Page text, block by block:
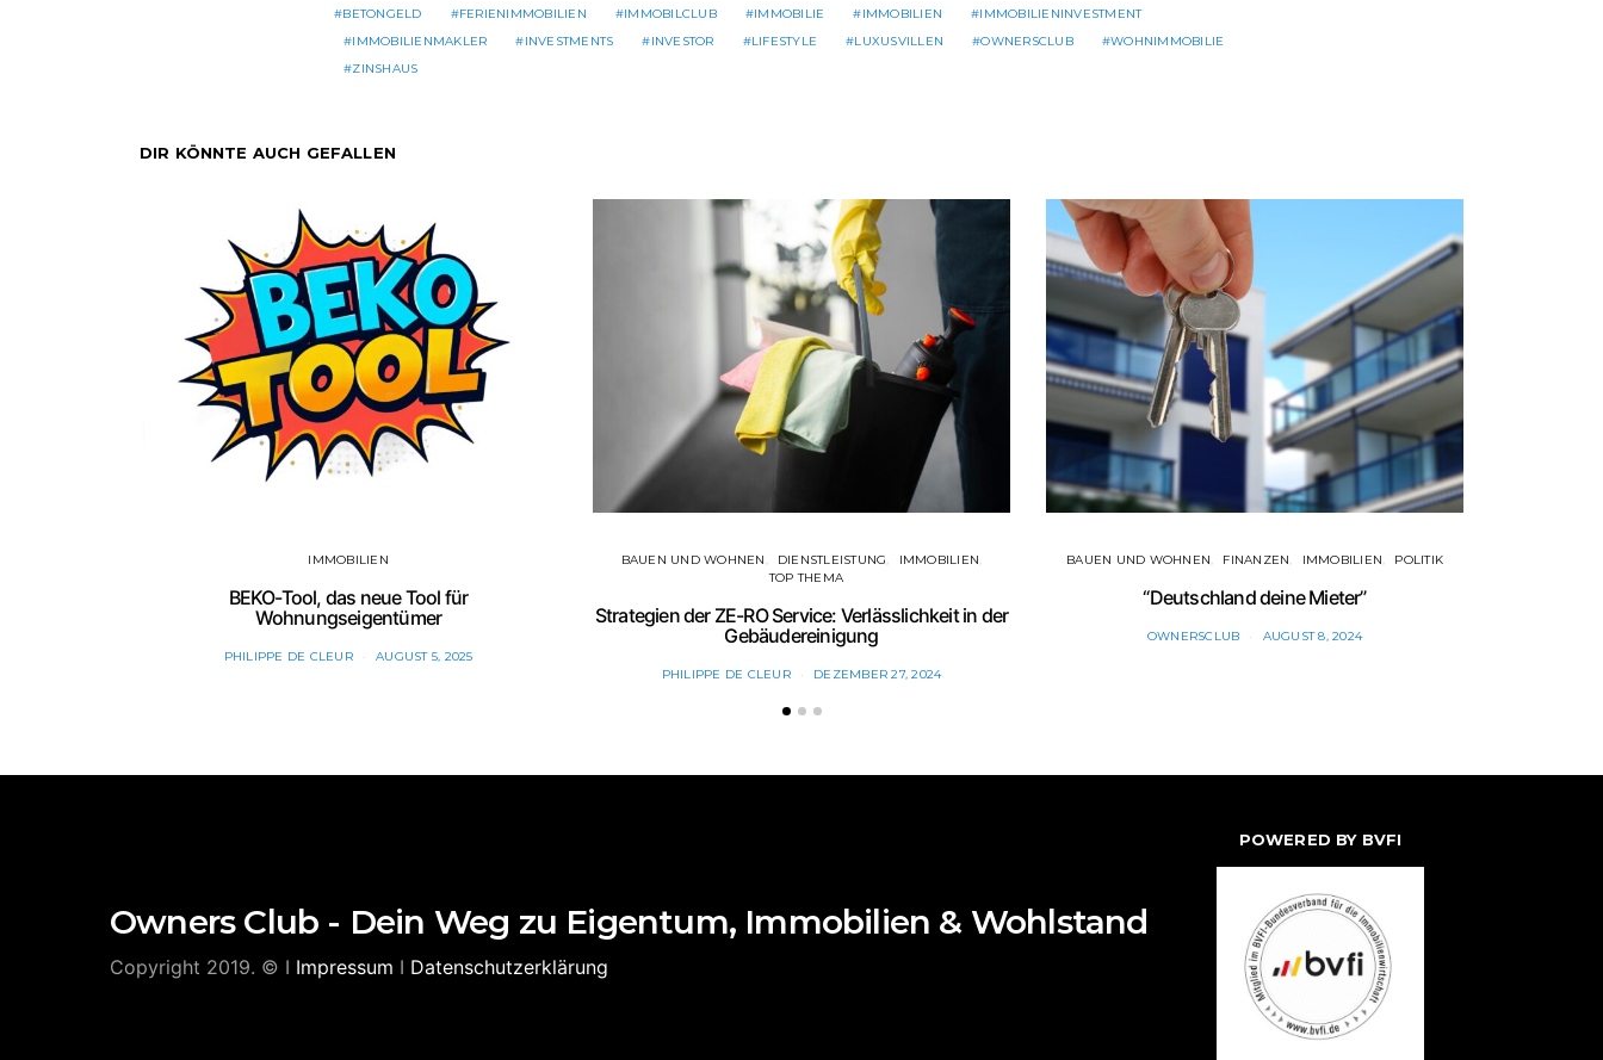
BETONGELD FERIENIMMOBILIEN IMMOBILCLUB IMMOBILIE IMMOBILIEN
IMMOBILIENINVESTMENT
IMMOBILIENMAKLER
INVESTMENTS INVESTOR LIFESTYLE LUXUSVILLEN OWNERSCLUB
WOHNIMMOBILIE
ZINSHAUS
DIR KÖNNTE AUCH GEFALLEN
IMMOBILIEN
BEKO-Tool, das neue Tool für
Wohnungseigentümer
PHILIPPE DE CLEUR AUGUST 5, 2025
BAUEN UND WOHNEN DIENSTLEISTUNG
IMMOBILIEN
TOP THEMA
Strategien der ZE-RO Service: Verlässlichkeit in der
Gebäudereinigung
PHILIPPE DE CLEUR DEZEMBER 27, 2024
BAUEN UND WOHNEN FINANZEN IMMOBILIEN POLITIK
“Deutschland deine Mieter”
OWNERSCLUB AUGUST 8, 2024
Owners Club - Dein Weg zu Eigentum, Immobilien & Wohlstand
Copyright 2019. © I Impressum I Datenschutzerklärung
POWERED BY BVFI